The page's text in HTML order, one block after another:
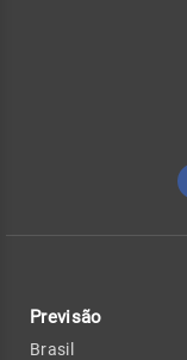
Previsão
Brasil